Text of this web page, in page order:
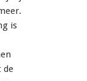
is
de